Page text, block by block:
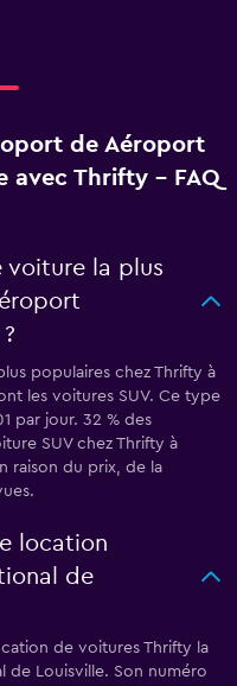
de Aéroport
avec Thrifty - FAQ
voiture la plus
populaires chez Thrifty à
les voitures SUV. Ce type
par jour. 32 % des
SUV chez Thrifty à
raison du prix, de la
location
de
de voitures Thrifty la
de Louisville. Son numéro